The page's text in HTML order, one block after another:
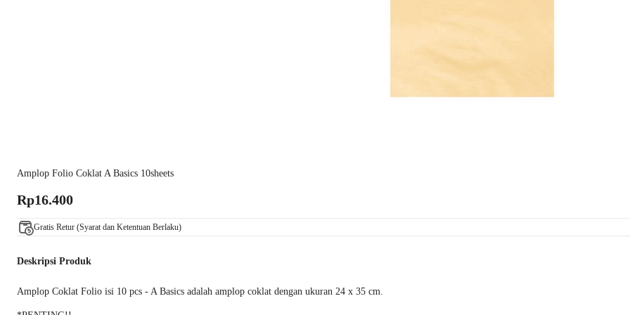
Amplop Folio Coklat A Basics 10sheets
Rp16.400
Gratis Retur (Syarat dan Ketentuan Berlaku)
Deskripsi Produk
Amplop Coklat Folio isi 10 pcs - A Basics adalah amplop coklat dengan ukuran 24 x 35 cm.